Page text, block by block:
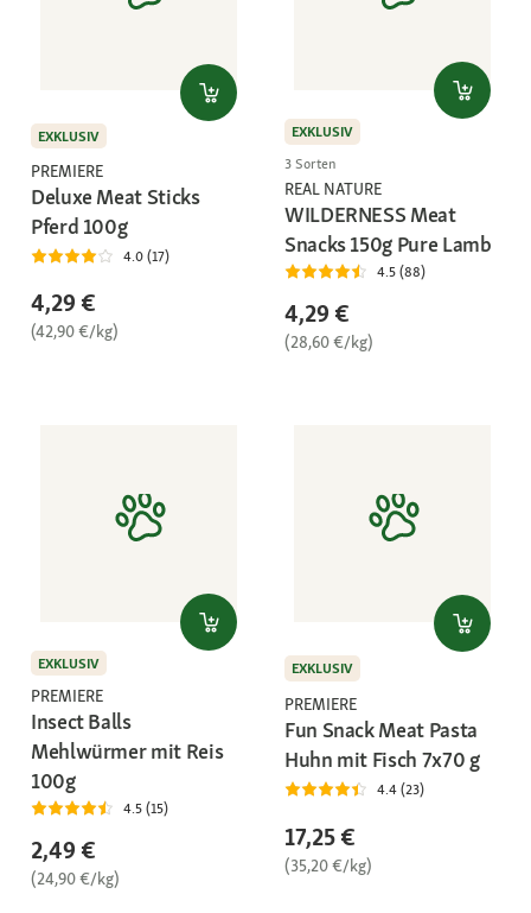
EXKLUSIV
PREMIERE
Deluxe Meat Sticks
Pferd 100g
4.0 (17)
4,29 €
(42,90 €/kg)
EXKLUSIV
3 Sorten
REAL NATURE
WILDERNESS Meat
Snacks 150g Pure Lamb
4.5 (88)
4,29 €
(28,60 €/kg)
EXKLUSIV
PREMIERE
Insect Balls
Mehlwürmer mit Reis
100g
4.5 (15)
2,49 €
(24,90 €/kg)
EXKLUSIV
PREMIERE
Fun Snack Meat Pasta
Huhn mit Fisch 7x70 g
4.4 (23)
17,25 €
(35,20 €/kg)